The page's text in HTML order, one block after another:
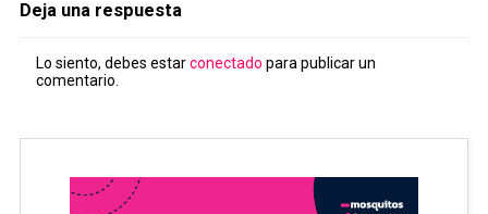
Deja una respuesta
Lo siento, debes estarconectado para publicar un
comentario.